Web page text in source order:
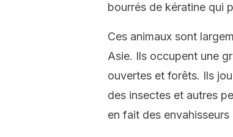
bourrés de kératine qui
Ces animaux sont
Asie. Ils occupent une
ouvertes et forêts. Ils
des insectes et autres
en fait des envahisseurs